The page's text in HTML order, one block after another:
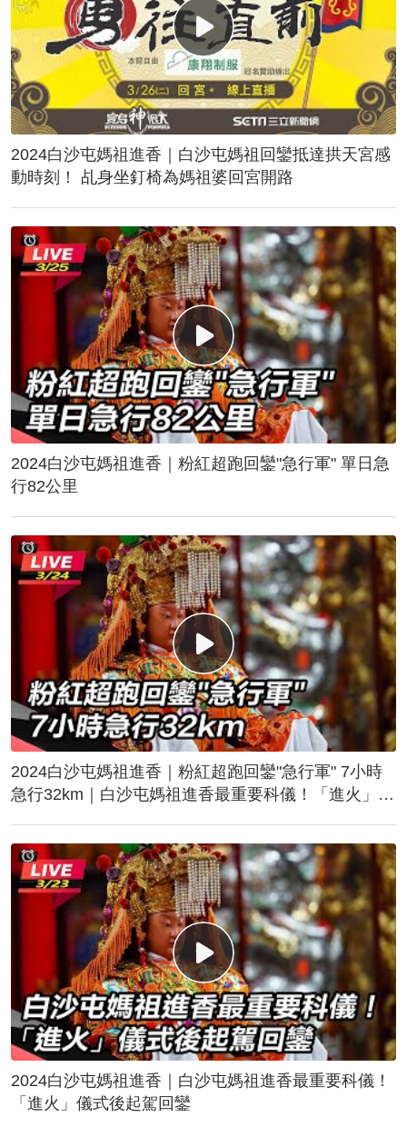
2024白沙屯媽祖進香｜白沙屯媽祖回鑾抵達拱天宮感
動時刻！ 乩身坐釘椅為媽祖婆回宮開路
2024白沙屯媽祖進香｜粉紅超跑回鑾"急行軍" 單日急
行82公里
2024白沙屯媽祖進香｜粉紅超跑回鑾"急行軍" 7小時
急行32km｜白沙屯媽祖進香最重要科儀！「進火」儀
2024白沙屯媽祖進香｜白沙屯媽祖進香最重要科儀！
「進火」儀式後起駕回鑾